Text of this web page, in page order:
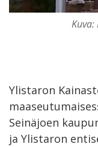
Ylistaron
Seinäjoen
ja Ylistaron